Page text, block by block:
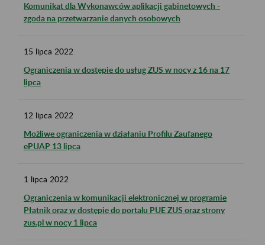
Komunikat dla Wykonawców aplikacji gabinetowych -
zgoda na przetwarzanie danych osobowych
15 lipca 2022
Ograniczenia w dostępie do usług ZUS w nocy z 16 na 17
lipca
12 lipca 2022
Możliwe ograniczenia w działaniu Profilu Zaufanego
ePUAP 13 lipca
1 lipca 2022
Ograniczenia w komunikacji elektronicznej w programie
Płatnik oraz w dostępie do portalu PUE ZUS oraz strony
zus.pl w nocy 1 lipca